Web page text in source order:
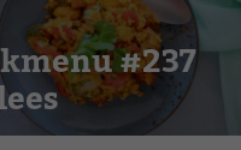
#237